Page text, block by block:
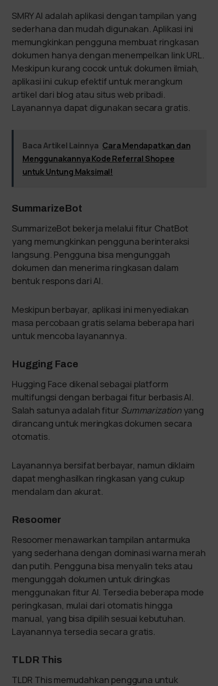
SMRY AI adalah aplikasi dengan tampilan yang
sederhana dan mudah digunakan. Aplikasi ini
memungkinkan pengguna membuat ringkasan
dokumen hanya dengan menempelkan link URL.
Meskipun kurang cocok untuk dokumen ilmiah,
aplikasi ini cukup efektif untuk merangkum
artikel dari blog atau situs web pribadi.
Layanannya dapat digunakan secara gratis.
Baca Artikel Lainnya Cara Mendapatkan dan
Menggunakannya Kode Referral Shopee
untuk Untung Maksimal!
SummarizeBot
SummarizeBot bekerja melalui fitur ChatBot
yang memungkinkan pengguna berinteraksi
langsung. Pengguna bisa mengunggah
dokumen dan menerima ringkasan dalam
bentuk respons dari AI.
Meskipun berbayar, aplikasi ini menyediakan
masa percobaan gratis selama beberapa hari
untuk mencoba layanannya.
Hugging Face
Hugging Face dikenal sebagai platform
multifungsi dengan berbagai fitur berbasis AI.
Salah satunya adalah fitur Summarizationyang
dirancang untuk meringkas dokumen secara
otomatis.
Layanannya bersifat berbayar, namun diklaim
dapat menghasilkan ringkasan yang cukup
mendalam dan akurat.
Resoomer
Resoomer menawarkan tampilan antarmuka
yang sederhana dengan dominasi warna merah
dan putih. Pengguna bisa menyalin teks atau
mengunggah dokumen untuk diringkas
menggunakan fitur AI. Tersedia beberapa mode
peringkasan, mulai dari otomatis hingga
manual, yang bisa dipilih sesuai kebutuhan.
Layanannya tersedia secara gratis.
TLDR This
TLDR This memudahkan pengguna untuk